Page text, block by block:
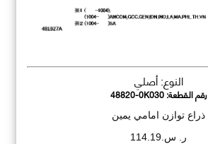
النوع: أصلي
رقم القطعة:48820-0K030
ذراع توازن امامي يمين
ر. س.114.19